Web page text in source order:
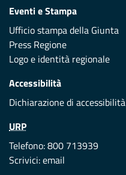
Eventi e Stampa
Ufficio stampa della Giunta
Press Regione
Logo e identità regionale
Accessibilità
Dichiarazione di accessibilità
URP
Telefono: 800 713939
Scrivici:email